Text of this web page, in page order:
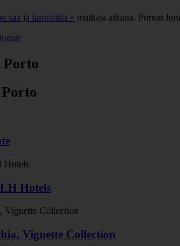
sää ja lämpötila » matkasi aikana. Porton
Hotels
Vignette Collection